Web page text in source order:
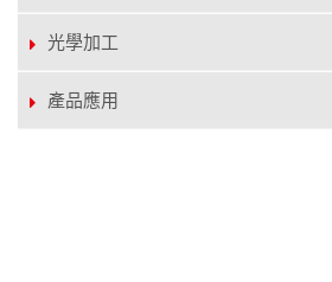
光學加工
產品應用